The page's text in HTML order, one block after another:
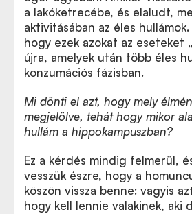
a lakóketrecébe, és elaludt,
aktivitásában az éles
hogy ezek azokat az eseteket
újra, amelyek után több éles
konzumációs fázisban.
Mi dönti el azt, hogy mely
megjelölve, tehát hogy mikor
hullám a hippokampuszban?
Ez a kérdés mindig felmerül,
vesszük észre, hogy a
köszön vissza benne: vagyis
hogy kell lennie valakinek, aki